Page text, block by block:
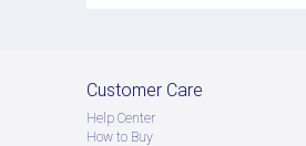
Customer Care
Help Center
How to Buy